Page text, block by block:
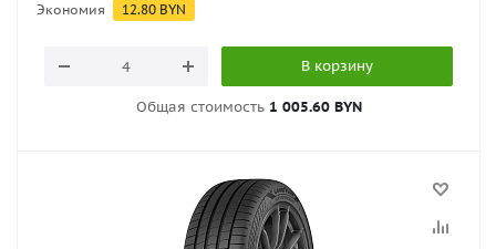
Экономия 12.80 BYN
В корзину
Общая стоимость 1 005.60 BYN